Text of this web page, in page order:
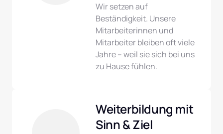
Wir setzen auf
Beständigkeit. Unsere
Mitarbeiterinnen und
Mitarbeiter bleiben oft viele
Jahre – weil sie sich bei uns
zu Hause fühlen.
Weiterbildung mit
Sinn & Ziel